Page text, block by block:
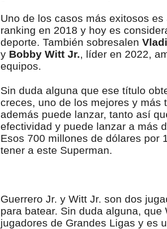
Uno de los casos más exitosos es
ranking en 2018 y hoy es
deporte. También sobresalen
y Bobby Witt Jr., líder en 2022,
equipos.
Sin duda alguna que ese título
creces, uno de los mejores y más
además puede lanzar, tanto así
efectividad y puede lanzar a más
Esos 700 millones de dólares por
tener a este Superman.
Guerrero Jr. y Witt Jr. son dos
para batear. Sin duda alguna,
jugadores de Grandes Ligas y es